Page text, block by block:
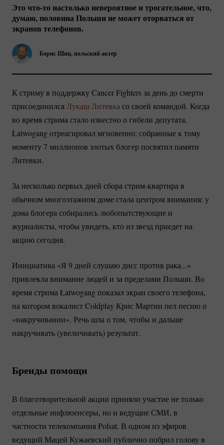
Борис Шиц, польский актер
Эточто-тонастолько невероятное и трогательное, что,
думаю, половина Польши не может оторваться от
экранов телефонов.
К стриму в поддержку Cancer Fighters за день до смерти
присоединилсяЛукаш Литевка со своей командой. Когда
во время стрима стало известно о гибели депутата,
Łatwogang отреагировал мгновенно: собранные к тому
моменту 7 миллионов злотых блогер посвятил памяти
Литевки.
За несколько первых дней сбора стрим-квартира в
обычном многоэтажном доме стала центром внимания: у
дома блогера собирались любопытствующие и
журналисты, чтобы увидеть, кто из звезд приедет на
акцию сегодня.
Инициатива «Я 9 дней слушаю дисс против рака...»
привлекла внимание людей и за пределами Польши. Во
время стрима Łatwogang показал экран своего телефона,
на котором вокалист Coldplay Крис Мартин пел песню о
«накручивании». Речь шла о том, чтобы и дальше
накручивать (увеличивать) результат.
Бренды помощи
В благотворительной акции приняли участие не только
отдельные инфлюенсеры, но и ведущие СМИ, в
частности телекомпания Polsat. В одном из эфиров
ведущий Мацей Кужаевский публично побрил голову в